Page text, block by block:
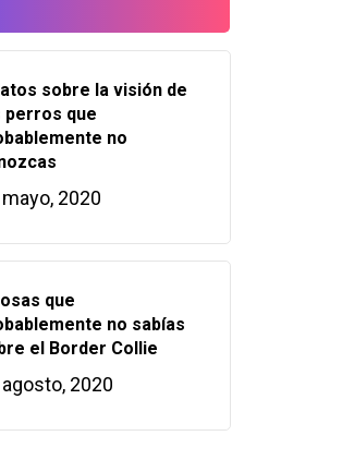
sobre la visión de
perros que
no
2020
que
no sabías
el Border Collie
2020